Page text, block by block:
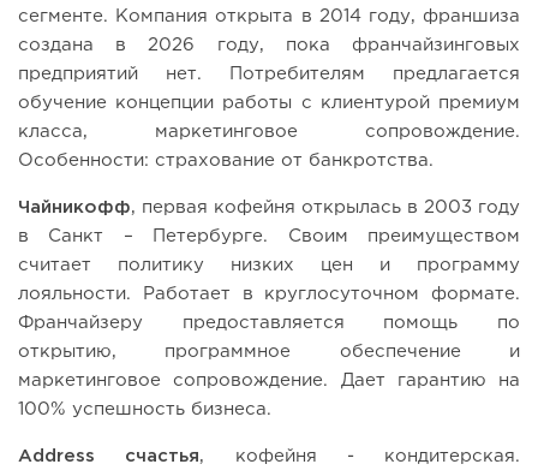
сегменте. Компания открыта в 2014 году, франшиза
создана в 2026 году, пока франчайзинговых
предприятий нет. Потребителям предлагается
обучение концепции работы с клиентурой премиум
класса, маркетинговое сопровождение.
Особенности: страхование от банкротства.
Чайникофф, первая кофейня открылась в 2003 году
в Санкт – Петербурге. Своим преимуществом
считает политику низких цен и программу
лояльности. Работает в круглосуточном формате.
Франчайзеру предоставляется помощь по
открытию, программное обеспечение и
маркетинговое сопровождение. Дает гарантию на
100% успешность бизнеса.
Address счастья, кофейня - кондитерская.